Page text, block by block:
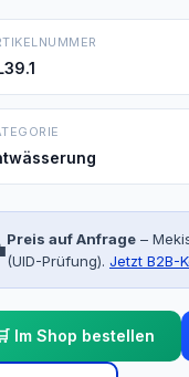
Preis auf Anfrage –
(UID-Prüfung). Jetzt B2B-
Im Shop bestellen